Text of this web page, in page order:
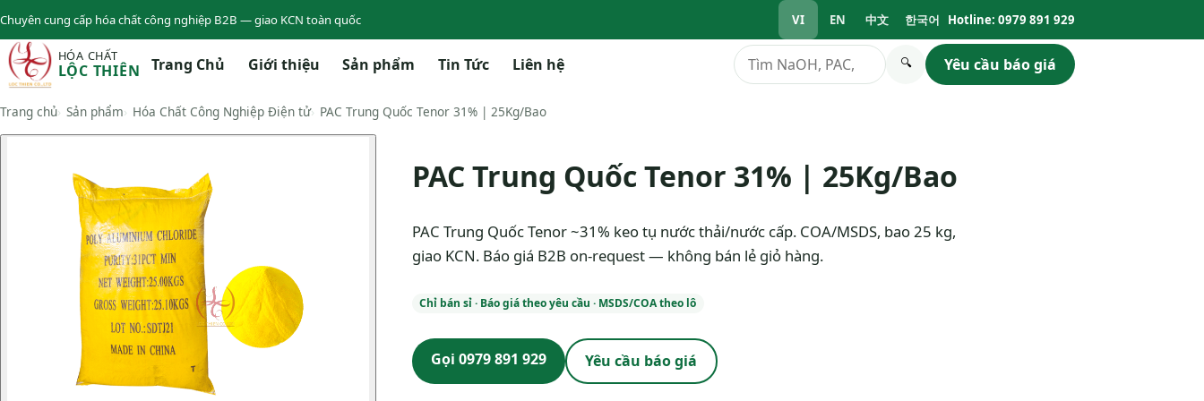
Chuyên cung cấp hóa chất công nghiệp B2B — giao KCN toàn quốc VI EN 中文 한국어 Hotline: 0979 891 929
HÓA CHẤT
LỘC THIÊN Trang Chủ Giới thiệu Sản phẩm Tin Tức Liên hệ Tìm kiếm 🔍 Yêu cầu báo giá
Trang chủ Sản phẩm Hóa Chất Công Nghiệp Điện tử PAC Trung Quốc Tenor 31% | 25Kg/Bao
PAC Trung Quốc Tenor 31% | 25Kg/Bao
PAC Trung Quốc Tenor ~31% keo tụ nước thải/nước cấp. COA/MSDS, bao 25 kg,
giao KCN. Báo giá B2B on-request — không bán lẻ giỏ hàng.
Chỉ bán sỉ · Báo giá theo yêu cầu · MSDS/COA theo lô
Gọi 0979 891 929 Yêu cầu báo giá